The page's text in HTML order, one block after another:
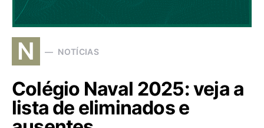
N NOTÍCIAS
Colégio Naval 2025: veja a
lista de eliminados e